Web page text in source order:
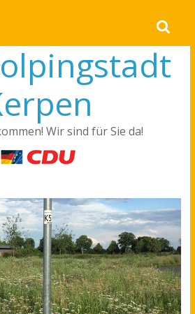
Wir sind für Sie da!